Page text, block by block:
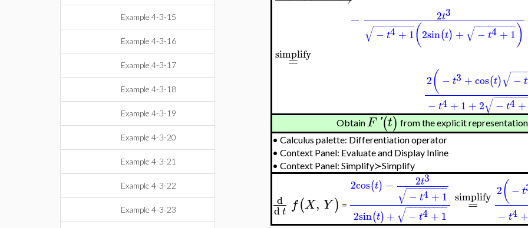
Example 4-3-15
Example 4-3-16
Example 4-3-17
Example 4-3-18
Example 4-3-19
Example 4-3-20
Example 4-3-21
Example 4-3-22
Example 4-3-23
− 2t3
− t4 + 1
− −
−−−−−−−
√ (2sin(t) + − t4 + 1
− −
−−−−−−−
√ )
=
simplify
2( − t3 +cos(t) − t
−−−
√
− t4 + 1 + 2 − t4 +
−−−−−−−
√
ObtainF '(t) from the explicit representation
• Calculus palette: Differentiation operator
• Context Panel: Evaluate and Display Inline
• Context Panel: Simplify≻Simplify
d
dt f(X, Y) =
2cos(t) − 2t3
− t4 + 1
− −
−−−−−−−
√
2sin(t) + − t4 + 1
− −
−−−−−−−
√ =
simplify 2( − t
− t4 +